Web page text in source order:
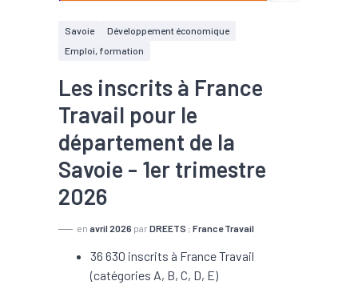
Savoie
Développement économique
Emploi, formation
Les inscrits à France
Travail pour le
département de la
Savoie - 1er trimestre
2026
en avril 2026 par DREETS ; France Travail
36 630 inscrits à France Travail
(catégories A, B, C, D, E)